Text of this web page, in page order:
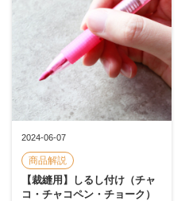
2024-06-07
商品解説
【裁縫用】しるし付け（チャ
コ・チャコペン・チョーク）